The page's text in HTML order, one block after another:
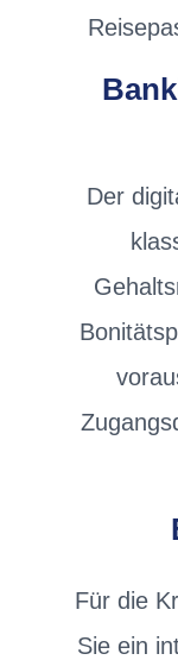
Der
Für die
Sie ein